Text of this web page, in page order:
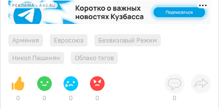
РЕКЛАМА • A42.RU
Армения Евросоюз Безвизовый Режим
Никол Пашинян Облако тэгов
0 0 0 0 0